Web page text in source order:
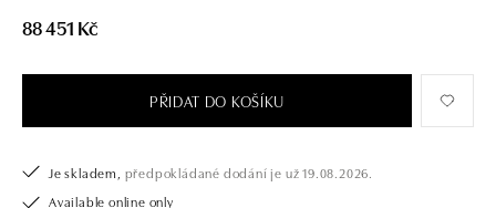
drahých kamenů už téměř 30 let. Každý šperk je tak originál a je také
opatřen certifikátem pravosti a dodán v luxusním balení. Ať už vybíráte
námi pouze šperk, ale také chytrou investici.
88 451 Kč
PŘIDAT DO KOŠÍKU
Je skladem, předpokládané dodání je už 19.08.2026.
Available online only